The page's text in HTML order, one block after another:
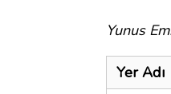
Yunus
Yer Adı